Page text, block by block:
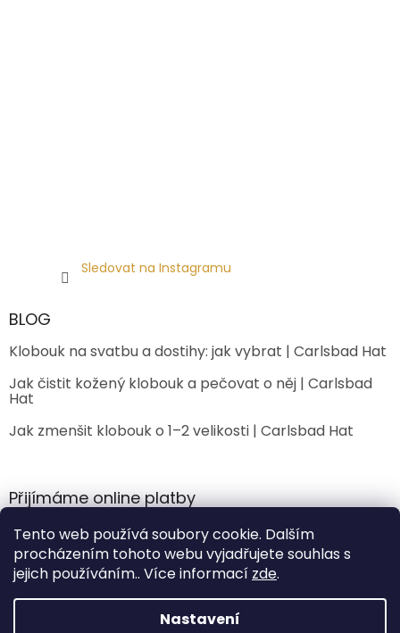
Tento web používá soubory cookie. Dalším
procházením tohoto webu vyjadřujete souhlas s
jejich používáním.. Více informací zde.
Nastavení
Sledovat na Instagramu
BLOG
Klobouk na svatbu a dostihy: jak vybrat | Carlsbad Hat
Jak čistit kožený klobouk a pečovat o něj | Carlsbad
Hat
Jak zmenšit klobouk o 1–2 velikosti | Carlsbad Hat
Přijímáme online platby
Vytvořil Shoptet